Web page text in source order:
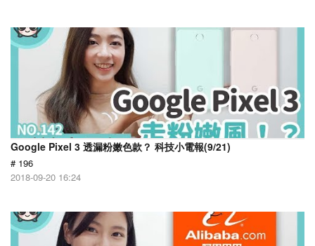
Google Pixel 3 透漏粉嫩色款？ 科技小電報(9/21)
# 196
2018-09-20 16:24